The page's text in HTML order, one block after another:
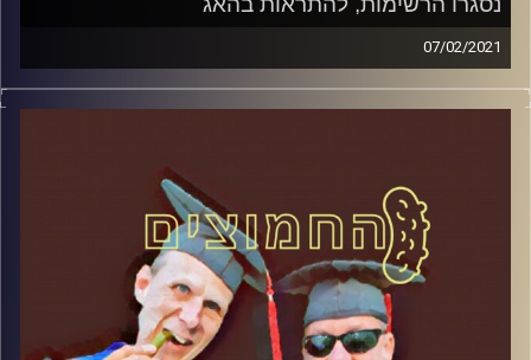
07/02/2021
החמוצים – בפעם הרביעית
והפעם:נסגרו הרשימות, להתראות בהאג
קרדיט תמונות:AudioVersity